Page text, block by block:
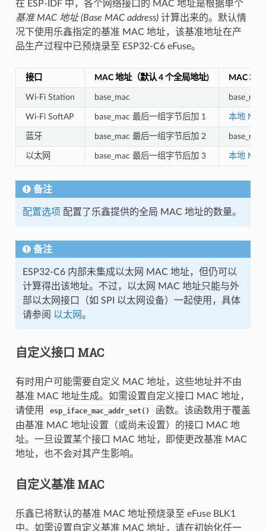
在 ESP-IDF 中，各个网络接口的 MAC 地址是根据单个
基准 MAC 地址 (Base MAC address)计算出来的。默认情
况下使用乐鑫指定的基准 MAC 地址，该基准地址在产
品生产过程中已预烧录至 ESP32-C6 eFuse。
接口 MAC 地址（默认 4 个全局地址) MAC 地
Wi-Fi Station base_mac base_mac
Wi-Fi SoftAP base_mac 最后一组字节后加 1 本地 MAC
蓝牙 base_mac 最后一组字节后加 2
以太网 base_mac 最后一组字节后加 3 本地 MAC
备注
配置选项 配置了乐鑫提供的全局 MAC 地址的数量。
备注
ESP32-C6 内部未集成以太网 MAC 地址，但仍可以
计算得出该地址。不过，以太网 MAC 地址只能与外
部以太网接口（如 SPI 以太网设备）一起使用，具体
请参阅 以太网。
自定义接口 MAC
有时用户可能需要自定义 MAC 地址，这些地址并不由
基准 MAC 地址生成。如需设置自定义接口 MAC 地址，
请使用
esp_iface_mac_addr_set()
函数。该函数用于覆盖
由基准 MAC 地址设置（或尚未设置）的接口 MAC 地
址。一旦设置某个接口 MAC 地址，即使更改基准 MAC
地址，也不会对其产生影响。
自定义基准 MAC
乐鑫已将默认的基准 MAC 地址预烧录至 eFuse BLK1
中。如需设置自定义基准 MAC 地址，请在初始化任一